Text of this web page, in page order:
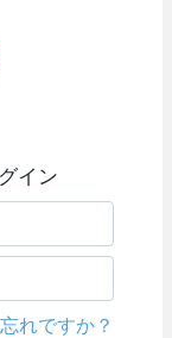
イン
れですか？